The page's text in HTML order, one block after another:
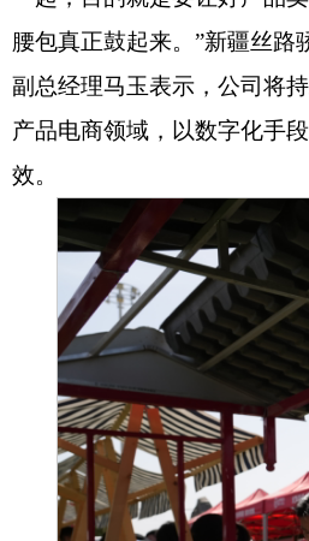
腰包真正鼓起来。”新疆丝路
副总经理马玉表示，公司将
产品电商领域，以数字化手
效。